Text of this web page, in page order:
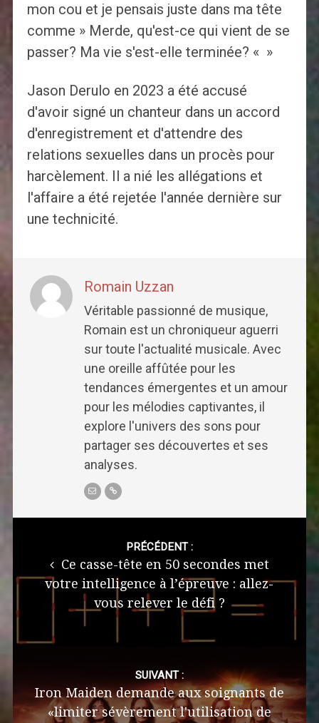
mon cou et je pensais juste dans ma tête
comme » Merde, qu'est-ce qui vient de se
passer? Ma vie s'est-elle terminée? « »
Jason Derulo en 2023 a été accusé
d'avoir signé un chanteur dans un accord
d'enregistrement et d'attendre des
relations sexuelles dans un procès pour
harcèlement. Il a nié les allégations et
l'affaire a été rejetée l'année dernière sur
une technicité.
Romain Uzzan
Véritable passionné de musique,
Romain est un chroniqueur aguerri
sur toute l'actualité musicale. Avec
une oreille affûtée pour les
tendances émergentes et un amour
pour les mélodies captivantes, il
explore l'univers des sons pour
partager ses découvertes et ses
analyses.
PRÉCÉDENT :
Ce casse-tête en 50 secondes met
votre intelligence à l’épreuve : allez-
vous relever le défi ?
SUIVANT :
Iron Maiden demande aux soignants de
«limiter sévèrement l'utilisation de